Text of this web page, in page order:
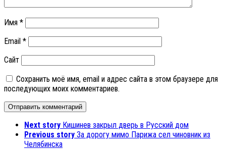
Имя *
Email *
Сайт
Сохранить моё имя, email и адрес сайта в этом браузере для
последующих моих комментариев.
Next story Кишинев закрыл дверь в Русский дом
Previous story За дорогу мимо Парижа сел чиновник из
Челябинска